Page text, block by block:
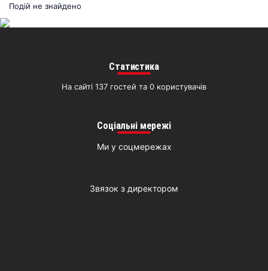
Подій не знайдено
Статистика
На сайті 137 гостей та 0 користувачів
Соціальні мережі
Ми у соцмережах
Звязок з директором